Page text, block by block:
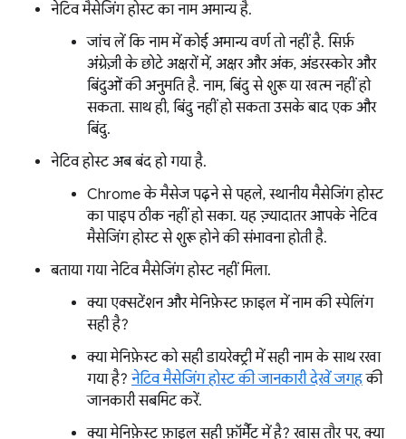
नेटिव मैसेजिंग होस्ट का नाम अमान्य है.
जांच लें कि नाम में कोई अमान्य वर्ण तो नहीं है. सिर्फ़
अंग्रेज़ी के छोटे अक्षरों में, अक्षर और अंक, अंडरस्कोर और
बिंदुओं की अनुमति है. नाम, बिंदु से शुरू या खत्म नहीं हो
सकता. साथ ही, बिंदु नहीं हो सकता उसके बाद एक और
बिंदु.
नेटिव होस्ट अब बंद हो गया है.
Chrome के मैसेज पढ़ने से पहले, स्थानीय मैसेजिंग होस्ट
का पाइप ठीक नहीं हो सका. यह ज़्यादातर आपके नेटिव
मैसेजिंग होस्ट से शुरू होने की संभावना होती है.
बताया गया नेटिव मैसेजिंग होस्ट नहीं मिला.
क्या एक्सटेंशन और मेनिफ़ेस्ट फ़ाइल में नाम की स्पेलिंग
सही है?
क्या मेनिफ़ेस्ट को सही डायरेक्ट्री में सही नाम के साथ रखा
गया है? नेटिव मैसेजिंग होस्ट की जानकारी देखें जगहकी
जानकारी सबमिट करें.
क्या मेनिफ़ेस्ट फ़ाइल सही फ़ॉर्मैट में है? खास तौर पर, क्या